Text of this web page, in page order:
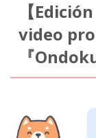
【
video
『